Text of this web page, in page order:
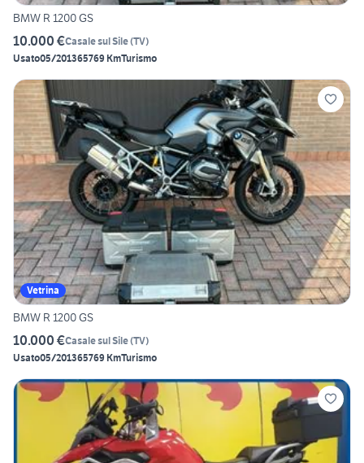
BMW R 1200 GS
10.000 €Casale sul Sile(TV)
Usato05/201365769 KmTurismo
Vetrina
BMW R 1200 GS
10.000 €Casale sul Sile(TV)
Usato05/201365769 KmTurismo